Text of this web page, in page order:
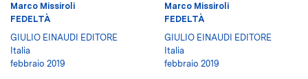
Marco Missiroli
FEDELTÀ
GIULIO EINAUDI EDITORE
Italia
febbraio 2019
Marco Missiroli
FEDELTÀ
GIULIO EINAUDI EDITORE
Italia
febbraio 2019